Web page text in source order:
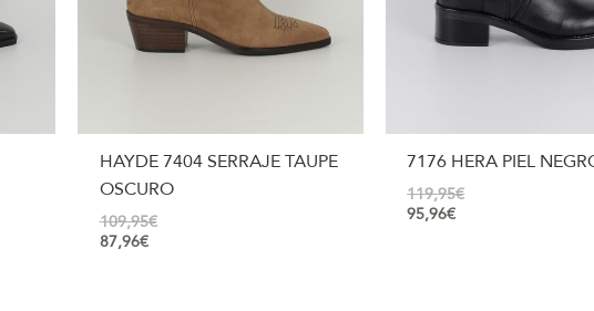
HAYDE 7404 SERRAJE TAUPE
OSCURO
109,95€
87,96€
7176 HERA PIEL
119,95€
95,96€